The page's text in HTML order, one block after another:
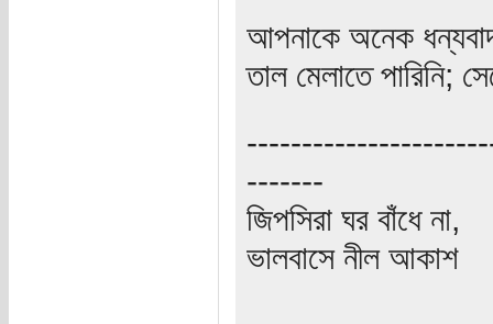
আপনাকে অনেক
তাল মেলাতে পারিনি;
-------
জিপসিরা ঘর বাঁধে না,
ভালবাসে নীল আকাশ